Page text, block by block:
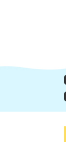
頭
飛
本